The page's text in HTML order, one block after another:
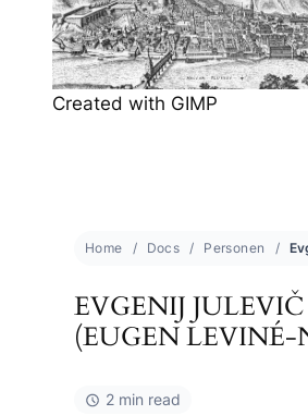
Created with GIMP
Home Docs Personen
EVGENIJ
(EUGEN LEVINÉ-
2 min read